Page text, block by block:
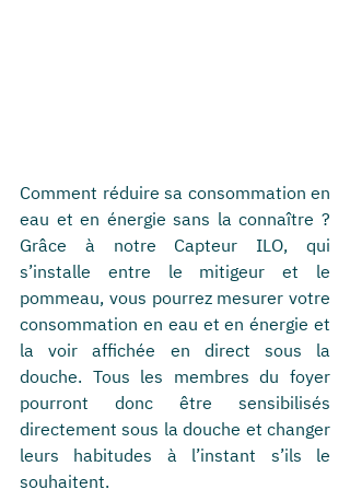
Comment réduire sa consommation en
eau et en énergie sans la connaître ?
Grâce à notre Capteur ILO, qui
s’installe entre le mitigeur et le
pommeau, vous pourrez mesurer votre
consommation en eau et en énergie et
la voir affichée en direct sous la
douche. Tous les membres du foyer
pourront donc être sensibilisés
directement sous la douche et changer
leurs habitudes à l’instant s’ils le
souhaitent.